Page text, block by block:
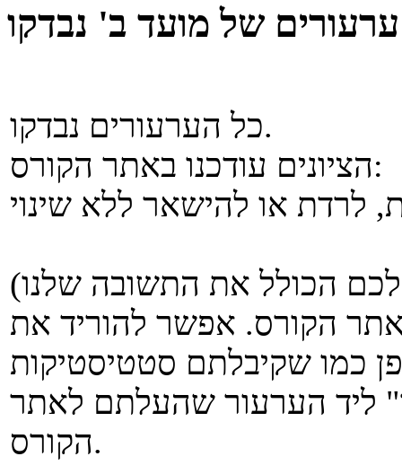
ערעורים של מועד ב' נבדקו
כל הערעורים נבדקו.
הציונים עודכנו באתר הקורס:
הכולל את התשובה שלנו)
הקורס. אפשר להוריד את
כמו שקיבלתם סטטיסטיקות
ליד הערעור שהעלתם לאתר
הקורס.